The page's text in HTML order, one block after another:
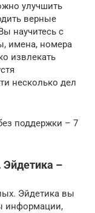
улучшить
верные
научитесь с
имена, номера
извлекать
несколько дел
поддержки – 7
Эйдетика –
Эйдетика вы
информации,